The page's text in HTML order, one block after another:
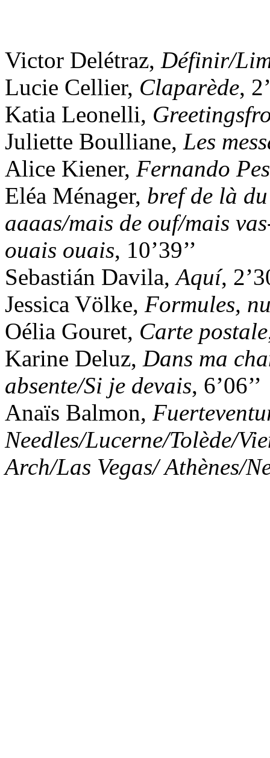
Victor Delétraz, Définir/
Lucie Cellier, Claparède,
Katia Leonelli,
Juliette Boulliane, Les
Alice Kiener, Fernando
Eléa Ménager, bref de là
aaaas/mais de ouf/mais
ouais ouais, 10’39’’
Sebastián Davila,Aquí,
Jessica Völke, Formules,
Oélia Gouret, Carte postale
Karine Deluz, Dans ma
absente/Si je devais, 6’06’’
Anaïs Balmon,
Needles/Lucerne/Tolède/
Arch/Las Vegas/ Athènes/